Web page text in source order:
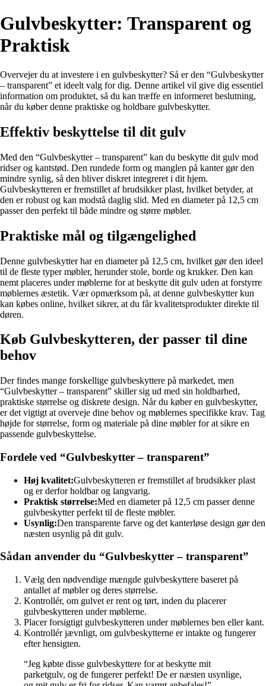
Gulvbeskytter: Transparent og
Praktisk
Overvejer du at investere i en gulvbeskytter? Så er den “Gulvbeskytter
– transparent” et ideelt valg for dig. Denne artikel vil give dig essentiel
information om produktet, så du kan træffe en informeret beslutning,
når du køber denne praktiske og holdbare gulvbeskytter.
Effektiv beskyttelse til dit gulv
Med den “Gulvbeskytter – transparent” kan du beskytte dit gulv mod
ridser og kantstød. Den rundede form og manglen på kanter gør den
mindre synlig, så den bliver diskret integreret i dit hjem.
Gulvbeskytteren er fremstillet af brudsikker plast, hvilket betyder, at
den er robust og kan modstå daglig slid. Med en diameter på 12,5 cm
passer den perfekt til både mindre og større møbler.
Praktiske mål og tilgængelighed
Denne gulvbeskytter har en diameter på 12,5 cm, hvilket gør den ideel
til de fleste typer møbler, herunder stole, borde og krukker. Den kan
nemt placeres under møblerne for at beskytte dit gulv uden at forstyrre
møblernes æstetik. Vær opmærksom på, at denne gulvbeskytter kun
kan købes online, hvilket sikrer, at du får kvalitetsprodukter direkte til
døren.
Køb Gulvbeskytteren, der passer til dine
behov
Der findes mange forskellige gulvbeskyttere på markedet, men
“Gulvbeskytter – transparent” skiller sig ud med sin holdbarhed,
praktiske størrelse og diskrete design. Når du køber en gulvbeskytter,
er det vigtigt at overveje dine behov og møblernes specifikke krav. Tag
højde for størrelse, form og materiale på dine møbler for at sikre en
passende gulvbeskyttelse.
Fordele ved “Gulvbeskytter – transparent”
Høj kvalitet:Gulvbeskytteren er fremstillet af brudsikker plast
og er derfor holdbar og langvarig.
Praktisk størrelse:Med en diameter på 12,5 cm passer denne
gulvbeskytter perfekt til de fleste møbler.
Usynlig:Den transparente farve og det kanterløse design gør den
næsten usynlig på dit gulv.
Sådan anvender du “Gulvbeskytter – transparent”
Vælg den nødvendige mængde gulvbeskyttere baseret på
antallet af møbler og deres størrelse.
Kontrollér, om gulvet er rent og tørt, inden du placerer
gulvbeskytteren under møblerne.
Placer forsigtigt gulvbeskytteren under møblernes ben eller kant.
Kontrollér jævnligt, om gulvbeskytterne er intakte og fungerer
efter hensigten.
“Jeg købte disse gulvbeskyttere for at beskytte mit
parketgulv, og de fungerer perfekt! De er næsten usynlige,